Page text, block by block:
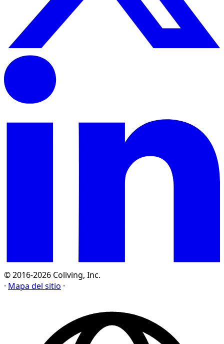
© 2016-2026 Coliving, Inc.
· Mapa del sitio ·